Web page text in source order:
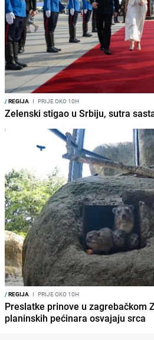
/REGIJA I PRIJE OKO 10H
Zelenski stigao u Srbiju, sutra
/REGIJA I PRIJE OKO 10H
Preslatke prinove u zagrebačkom
planinskih pećinara osvajaju srca